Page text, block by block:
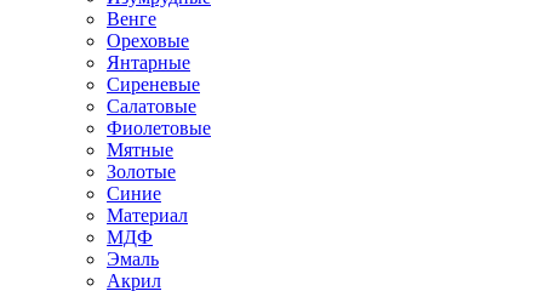
Венге
Ореховые
Янтарные
Сиреневые
Салатовые
Фиолетовые
Мятные
Золотые
Синие
Материал
МДФ
Эмаль
Акрил